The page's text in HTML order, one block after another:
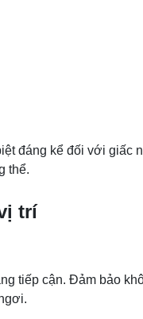
đáng kể đối với
thể.
trí
tiếp cận. Đảm bảo